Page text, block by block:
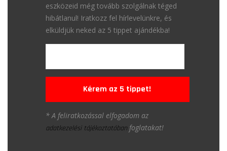
eszközeid még tovább szolgálnak téged
hibátlanul! Iratkozz fel hírlevelünkre, és
elküldjük neked az 5 tippet ajándékba!
Kérem az 5 tippet!
* A feliratkozással elfogadom az
adatkezelési tájékoztatóbanfoglatakat!